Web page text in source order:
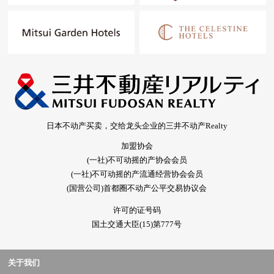
日本不动产买卖，交给龙头企业的三井不动产Realty
加盟协会
(一社)不可动摇的产协会会员
(一社)不可动摇的产流通经营协会会员
(国营公司)首都圈不动产公平交易协议会
许可的证号码
国土交通大臣(15)第777号
关于我们